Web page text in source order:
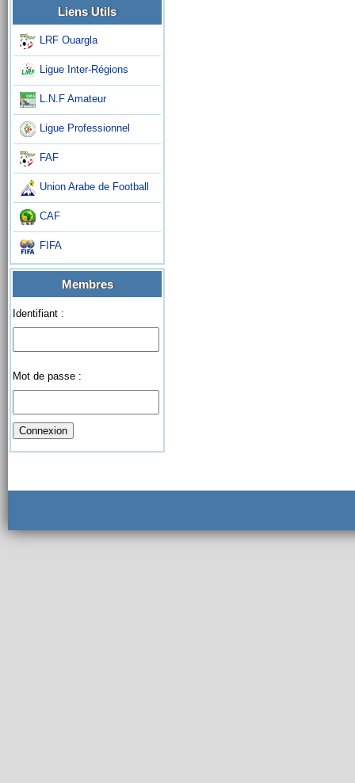
Liens Utils
LRF Ouargla
Ligue Inter-Régions
L.N.F Amateur
Ligue Professionnel
FAF
Union Arabe de Football
CAF
FIFA
Membres
Identifiant :
Mot de passe :